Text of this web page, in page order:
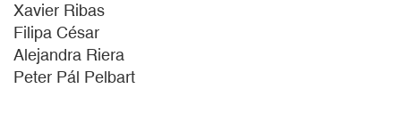
Xavier Ribas
Filipa César
Alejandra Riera
Peter Pál Pelbart